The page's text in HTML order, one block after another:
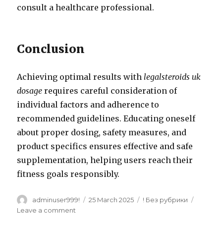
consult a healthcare professional.
Conclusion
Achieving optimal results withlegalsteroids uk
dosage requires careful consideration of
individual factors and adherence to
recommended guidelines. Educating oneself
about proper dosing, safety measures, and
product specifics ensures effective and safe
supplementation, helping users reach their
fitness goals responsibly.
Author
adminuser999!
Posted
25 March 2025 Categories
! Без рубрики
Leave a comment